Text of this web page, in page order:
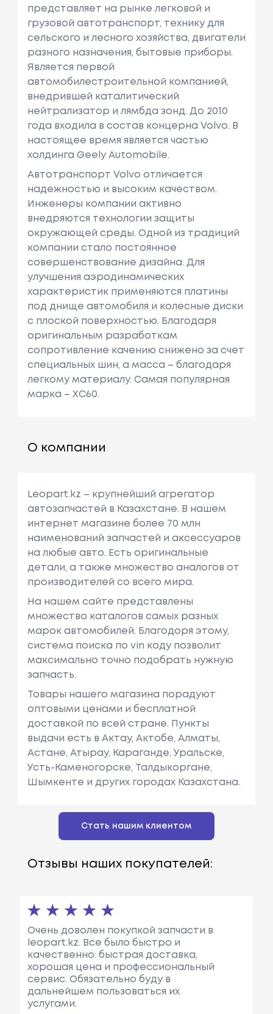
представляет на рынке легковой и
грузовой автотранспорт, технику для
сельского и лесного хозяйства, двигатели
разного назначения, бытовые приборы.
Является первой
автомобилестроительной компанией,
внедрившей каталитический
нейтрализатор и лямбда зонд. До 2010
года входила в состав концерна Volvo. В
настоящее время является частью
холдинга Geely Automobile.
Автотранспорт Volvo отличается
надежностью и высоким качеством.
Инженеры компании активно
внедряются технологии защиты
окружающей среды. Одной из традиций
компании стало постоянное
совершенствование дизайна. Для
улучшения аэродинамических
характеристик применяются платины
под днище автомобиля и колесные диски
с плоской поверхностью. Благодаря
оригинальным разработкам
сопротивление качению снижено за счет
специальных шин, а масса – благодаря
легкому материалу. Самая популярная
марка – XC60.
О компании
Leopart.kz – крупнейший агрегатор
автозапчастей в Казахстане. В нашем
интернет магазине более 70 млн
наименований запчастей и аксессуаров
на любые авто. Есть оригинальные
детали, а также множество аналогов от
производителей со всего мира.
На нашем сайте представлены
множество каталогов самых разных
марок автомобилей. Благодоря этому,
система поиска по vin коду позволит
максимально точно подобрать нужную
запчасть.
Товары нашего магазина порадуют
оптовыми ценами и бесплатной
доставкой по всей стране. Пункты
выдачи есть в Актау, Актобе, Алматы,
Астане, Атырау, Караганде, Уральске,
Усть-Каменогорске, Талдыкоргане,
Шымкенте и других городах Казахстана.
Стать нашим клиентом
Отзывы наших покупателей:
Очень доволен покупкой запчасти в
leopart.kz. Все было быстро и
качественно: быстрая доставка,
хорошая цена и профессиональный
сервис. Обязательно буду в
дальнейшем пользоваться их
услугами.